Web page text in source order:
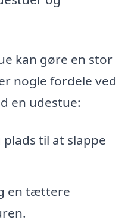
kan gøre en stor
nogle fordele ved
en udestue:
til at slappe
en tættere